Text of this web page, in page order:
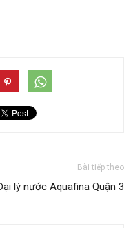
Bài tiếp theo
lý nước Aquafina Quận 3